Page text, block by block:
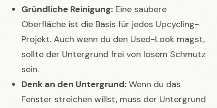
Gründliche Reinigung: Eine saubere
Oberfläche ist die Basis für jedes Upcycling-
Projekt. Auch wenn du den Used-Look magst,
sollte der Untergrund frei von losem Schmutz
sein.
Denk an den Untergrund: Wenn du das
Fenster streichen willst, muss der Untergrund